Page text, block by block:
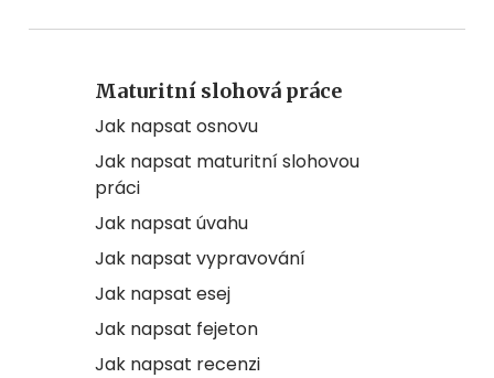
Maturitní slohová práce
Jak napsat osnovu
Jak napsat maturitní slohovou
práci
Jak napsat úvahu
Jak napsat vypravování
Jak napsat esej
Jak napsat fejeton
Jak napsat recenzi